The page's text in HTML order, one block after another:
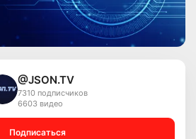
@JSON.TV
7310 подписчиков
6603 видео
Подписаться